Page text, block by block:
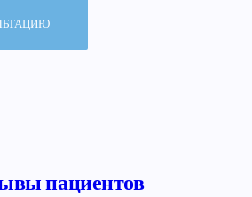
пациентов